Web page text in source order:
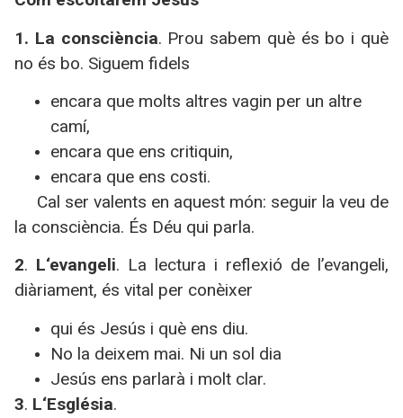
1. La consciència. Prou sabem què és bo i què
no és bo. Siguem fidels
encara que molts altres vagin per un altre
camí,
encara que ens critiquin,
encara que ens costi.
Cal ser valents en aquest món: seguir la veu de
la consciència. És Déu qui parla.
2. L‘evangeli. La lectura i reflexió de l’evangeli,
diàriament, és vital per conèixer
qui és Jesús i què ens diu.
No la deixem mai. Ni un sol dia
Jesús ens parlarà i molt clar.
3. L‘Església.